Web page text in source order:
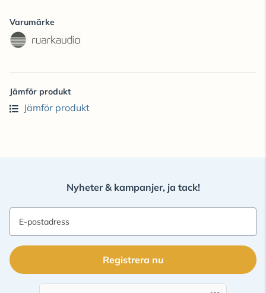
Varumärke
Jämför produkt
Jämför produkt
Nyheter & kampanjer, ja tack!
E-postadress
Registrera nu